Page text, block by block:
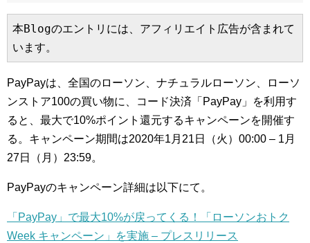
本Blogのエントリには、アフィリエイト広告が含まれて
います。
PayPayは、全国のローソン、ナチュラルローソン、ローソ
ンストア100の買い物に、コード決済「PayPay」を利用す
ると、最大で10%ポイント還元するキャンペーンを開催す
る。キャンペーン期間は2020年1月21日（火）00:00 – 1月
27日（月）23:59。
PayPayのキャンペーン詳細は以下にて。
「PayPay」で最大10%が戻ってくる！「ローソンおトク
Week キャンペーン」を実施 – プレスリリース